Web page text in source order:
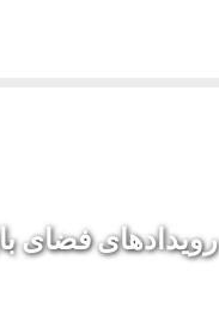
رویدادهای فضای